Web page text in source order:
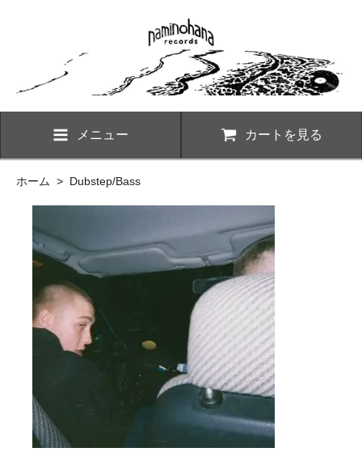
メニュー カートを見る
ホーム > Dubstep/Bass